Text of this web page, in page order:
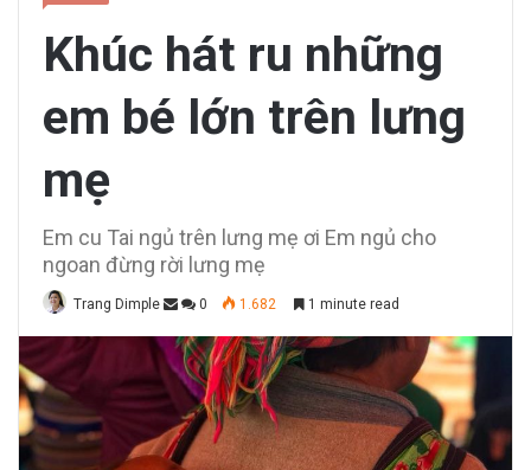
Khúc hát ru những
em bé lớn trên lưng
mẹ
Em cu Tai ngủ trên lưng mẹ ơi Em ngủ cho
ngoan đừng rời lưng mẹ
Trang Dimple 0 1.682 1 minute read